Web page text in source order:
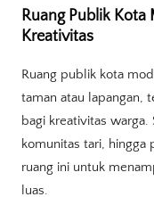
Ruang Publik Kota
Kreativitas
Ruang publik kota
taman atau lapangan,
bagi kreativitas warga.
komunitas tari, hingga
ruang ini untuk
luas.